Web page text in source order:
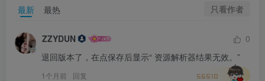
最新 最热 只看作者
ZZYDUN
0
退回版本了，在点保存后显示“ 资源解析器结果无效。”
1个月前 回复 56510